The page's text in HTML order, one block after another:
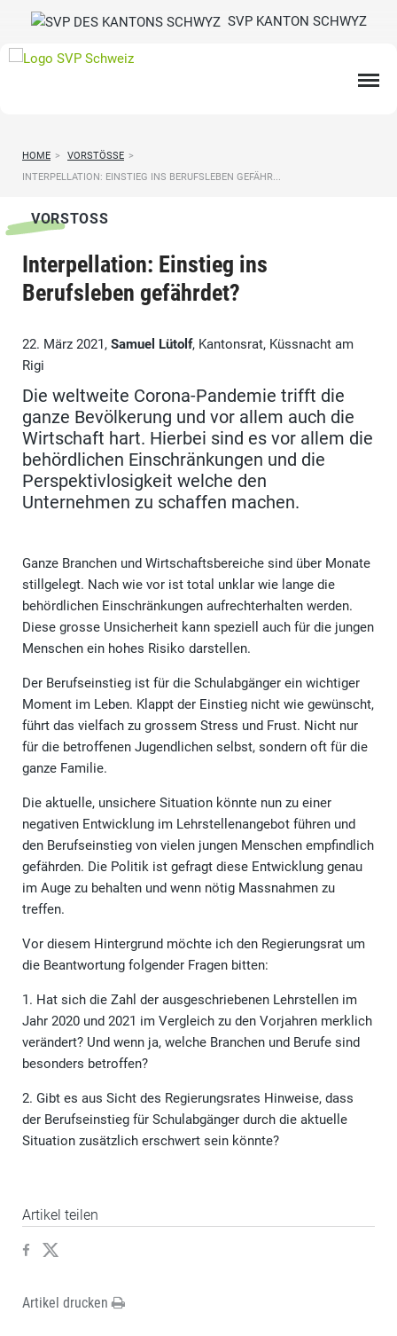
SVP KANTON SCHWYZ
HOME > VORSTÖSSE >
INTERPELLATION: EINSTIEG INS BERUFSLEBEN GEFÄHR...
VORSTOSS
Interpellation: Einstieg ins
Berufsleben gefährdet?
22. März 2021, Samuel Lütolf, Kantonsrat, Küssnacht am
Rigi
Die weltweite Corona-Pandemie trifft die
ganze Bevölkerung und vor allem auch die
Wirtschaft hart. Hierbei sind es vor allem die
behördlichen Einschränkungen und die
Perspektivlosigkeit welche den
Unternehmen zu schaffen machen.
Ganze Branchen und Wirtschaftsbereiche sind über Monate
stillgelegt. Nach wie vor ist total unklar wie lange die
behördlichen Einschränkungen aufrechterhalten werden.
Diese grosse Unsicherheit kann speziell auch für die jungen
Menschen ein hohes Risiko darstellen.
Der Berufseinstieg ist für die Schulabgänger ein wichtiger
Moment im Leben. Klappt der Einstieg nicht wie gewünscht,
führt das vielfach zu grossem Stress und Frust. Nicht nur
für die betroffenen Jugendlichen selbst, sondern oft für die
ganze Familie.
Die aktuelle, unsichere Situation könnte nun zu einer
negativen Entwicklung im Lehrstellenangebot führen und
den Berufseinstieg von vielen jungen Menschen empfindlich
gefährden. Die Politik ist gefragt diese Entwicklung genau
im Auge zu behalten und wenn nötig Massnahmen zu
treffen.
Vor diesem Hintergrund möchte ich den Regierungsrat um
die Beantwortung folgender Fragen bitten:
1. Hat sich die Zahl der ausgeschriebenen Lehrstellen im
Jahr 2020 und 2021 im Vergleich zu den Vorjahren merklich
verändert? Und wenn ja, welche Branchen und Berufe sind
besonders betroffen?
2. Gibt es aus Sicht des Regierungsrates Hinweise, dass
der Berufseinstieg für Schulabgänger durch die aktuelle
Situation zusätzlich erschwert sein könnte?
Artikel teilen
Artikel drucken